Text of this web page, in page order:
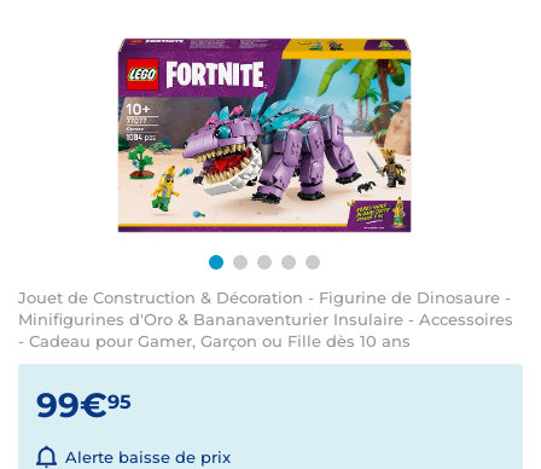
Jouet de Construction & Décoration - Figurine de Dinosaure -
Minifigurines d'Oro & Bananaventurier Insulaire - Accessoires
- Cadeau pour Gamer, Garçon ou Fille dès 10 ans
99€95
Alerte baisse de prix